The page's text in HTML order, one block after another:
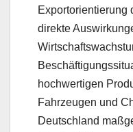
Exportorientierung
direkte
hochwertigen
Fahrzeugen und
Deutschland